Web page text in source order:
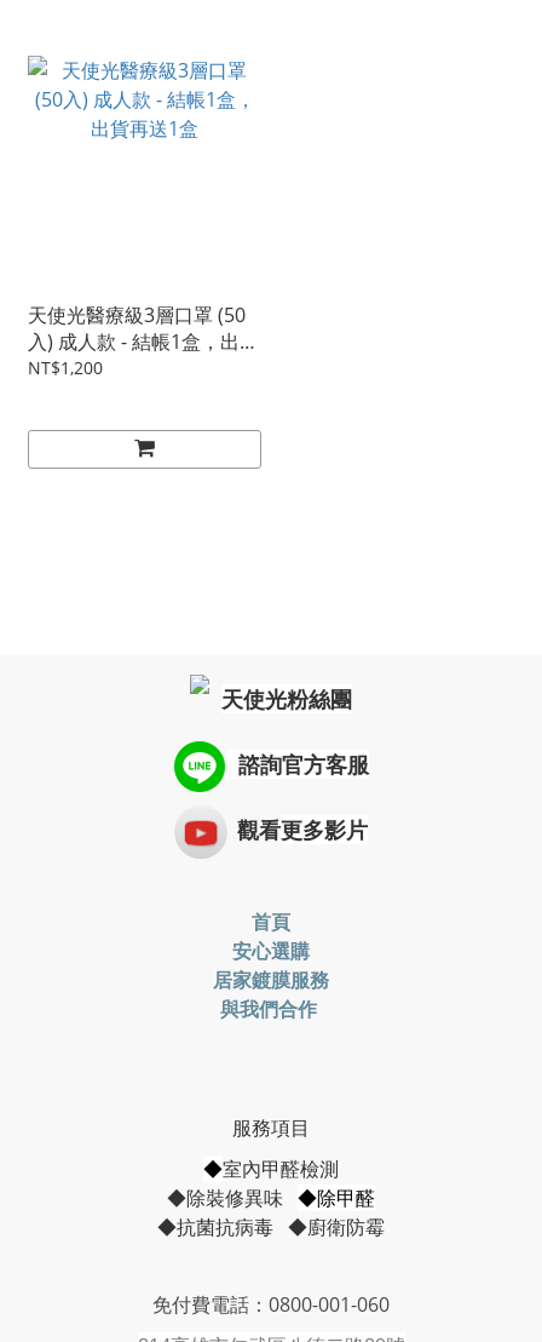
天使光醫療級3層口罩 (50
入) 成人款 - 結帳1盒，出貨
再送1盒
NT$1,200
天使光粉絲團
諮詢官方客服
觀看更多影片
首頁
安心選購
居家鍍膜服務
與我們合作
服務項目
◆室內甲醛檢測
◆除裝修異味 ◆除甲醛
◆抗菌抗病毒 ◆廚衛防霉
免付費電話：0800-001-060